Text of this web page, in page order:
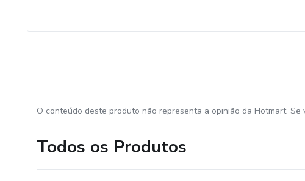
O conteúdo deste produto não representa a opinião da Hotmart. Se
Todos os Produtos